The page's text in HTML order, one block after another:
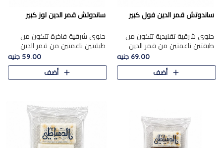
ساندوتش قمر الدين فول كبير
حلوى شرقية تقليدية تتكون من
طبقتين ناعمتين من قمر الدين
الفاخر، تتوسطهما حشوة غنية من
الفول السوداني المحمص، لتجمع
بين حلاوة المشمش الطبيعية..
69.00 جنيه
أضف
ساندوتش قمر الدين لوز كبير
حلوى شرقية فاخرة تتكون من
طبقتين ناعمتين من قمر الدين
الفاخر، تتوسطهما حشوة غنية من
اللوز المحمص لتمنح مزيجًا متوازنًا
من النعومة والقرمشة. ..
59.00 جنيه
أضف